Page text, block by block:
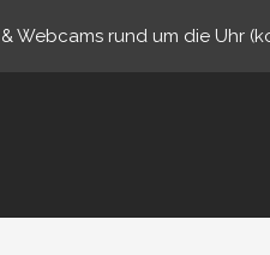
Webcams rund um die Uhr